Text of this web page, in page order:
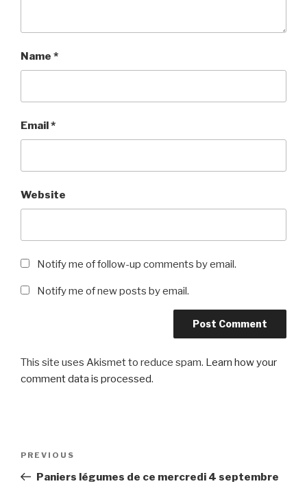
Name *
Email*
Website
Notify me of follow-up comments by email.
Notify me of new posts by email.
This site uses Akismet to reduce spam. Learn how your
comment data is processed.
Previous
Post
PREVIOUS
Paniers légumes de ce mercredi 4 septembre